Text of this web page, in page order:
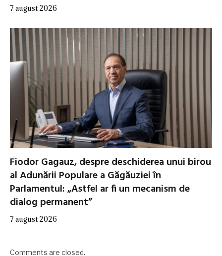
7 august 2026
Fiodor Gagauz, despre deschiderea unui birou
al Adunării Populare a Găgăuziei în
Parlamentul: „Astfel ar fi un mecanism de
dialog permanent”
7 august 2026
Comments are closed.